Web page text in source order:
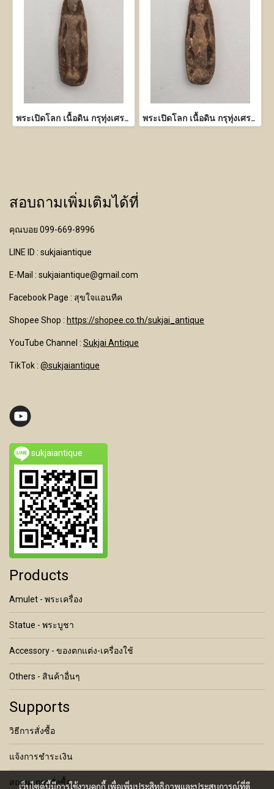
พระเปิดโลก เนื้อดิน กรุทุ่งเศรษฐี กำแพงเพชร พระเปิดโลก เนื้อดิน กรุทุ่งเศรษฐี กำแพงเพชร
สอบถามเพิ่มเติมได้ที่
คุณบอย 099-669-8996
LINE ID : sukjaiantique
E-Mail : sukjaiantique@gmail.com
Facebook Page : สุขใจแอนทีค
Shopee Shop : https://shopee.co.th/sukjai_antique
YouTube Channel : Sukjai Antique
TikTok : @sukjaiantique
sukjaiantique
Products
Amulet - พระเครื่อง
Statue - พระบูชา
Accessory - ของตกแต่ง-เครื่องใช้
Others - สินค้าอื่นๆ
Supports
วิธีการสั่งซื้อ
แจ้งการชำระเงิน
สถานะการสั่งซื้อ
เว็บไซต์นี้มีการใช้งานคุกกี้ เพื่อเพิ่มประสิทธิภาพและประสบการณ์ที่ดี